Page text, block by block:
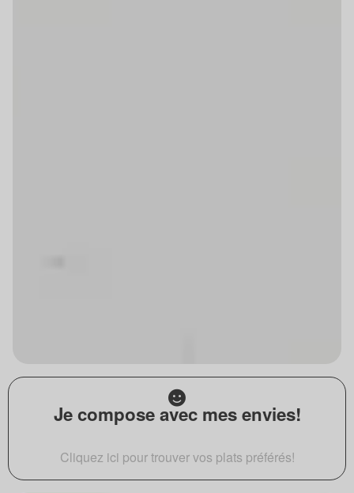
Je compose avec mes envies!
Cliquez ici pour trouver vos plats préférés!